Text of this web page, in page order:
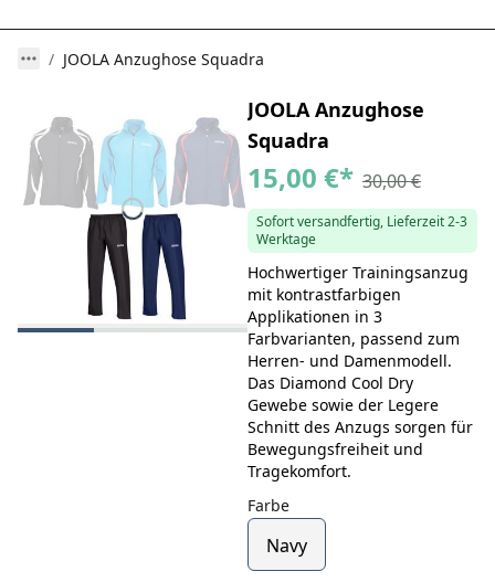
JOOLA Anzughose Squadra
JOOLA Anzughose
Squadra
15,00 €* 30,00 €
Sofort versandfertig, Lieferzeit 2-3
Werktage
Hochwertiger Trainingsanzug
mit kontrastfarbigen
Applikationen in 3
Farbvarianten, passend zum
Herren- und Damenmodell.
Das Diamond Cool Dry
Gewebe sowie der Legere
Schnitt des Anzugs sorgen für
Bewegungsfreiheit und
Tragekomfort.
Farbe
Navy